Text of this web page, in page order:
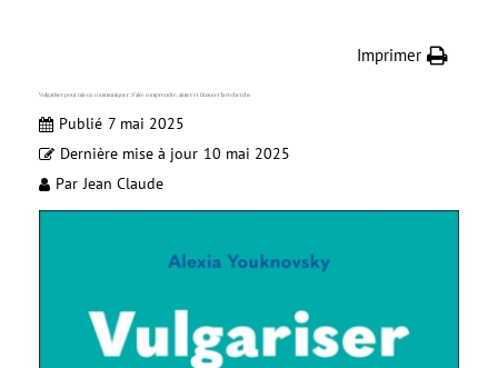
Imprimer
Vulgariser pour mieux communiquer : Faire comprendre, aimer et financer la recherche
Publié 7 mai 2025
Dernière mise à jour 10 mai 2025
Par Jean Claude